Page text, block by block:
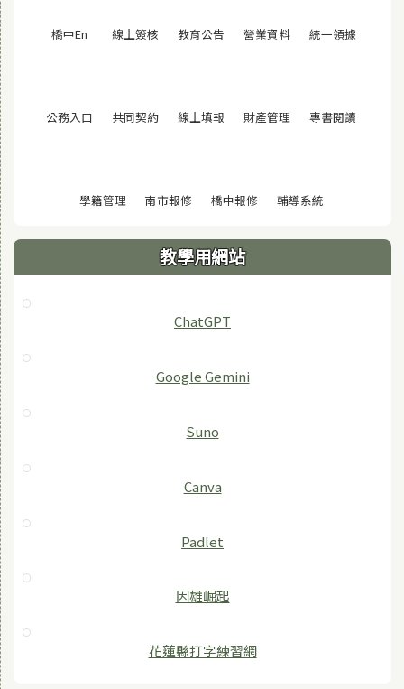
橋中En (另開視窗)
線上簽核 (另開視窗)
教育公告 (另開視窗)
營業資料(另開視窗)
統一領據
公務入口 (另開視窗)
共同契約(另開視窗)
線上填報 (另開視窗)
財產管理 (另開視窗)
專書閱讀
學籍管理(另開視窗)
南市報修(另開視窗)
橋中報修(另開視窗)
輔導系統(另開視窗)
教學用網站
ChatGPT
‎Google Gemini
Suno
Canva
Padlet
因雄崛起
花蓮縣打字練習網